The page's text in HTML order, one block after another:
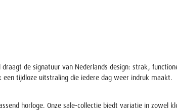
de signatuur van Nederlands design: strak,
tijdloze uitstraling die iedere dag weer indruk maakt.
horloge. Onze sale-collectie biedt variatie in zowel